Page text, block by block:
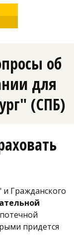
об
для
(СПБ)
и Гражданского
придется